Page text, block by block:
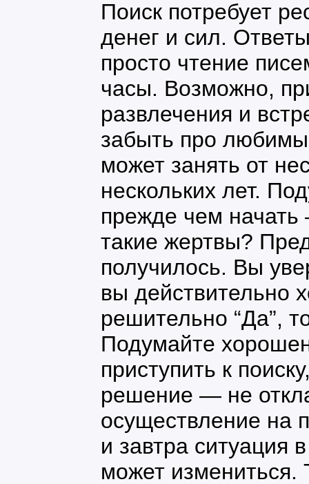
Поиск потребует
денег и сил.
просто чтение
часы. Возможно,
развлечения и
забыть про
может занять от
нескольких лет.
прежде чем
такие жертвы?
получилось. Вы
вы действительно
решительно “Да”,
Подумайте
приступить к
решение — не
осуществление на
и завтра ситуация
может измениться.